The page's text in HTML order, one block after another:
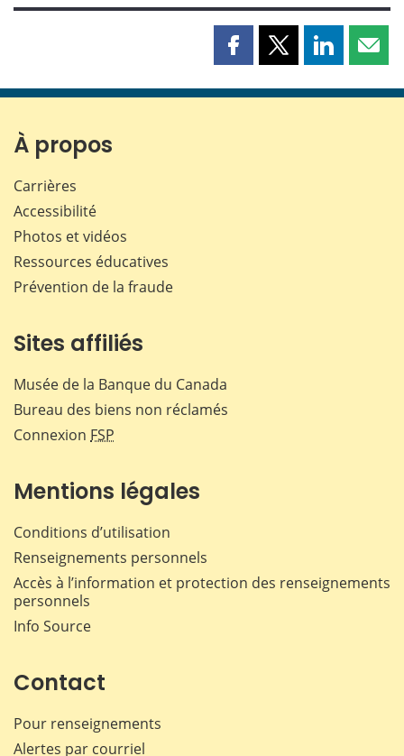
Partager
page
Partager
page
Partager
page page
À propos
Carrières
Accessibilité
Photos et vidéos
Ressources éducatives
Prévention de la fraude
Sites affiliés
Musée de la Banque du Canada
Bureau des biens non réclamés
Connexion FSP
Mentions légales
Conditions d’utilisation
Renseignements personnels
Accès à l’information et protection des renseignements
personnels
Info Source
Contact
Pour renseignements
Alertes par courriel